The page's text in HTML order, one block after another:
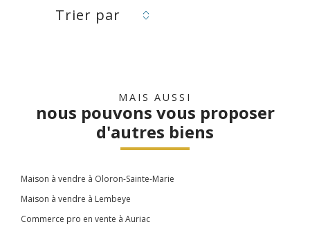
Trier par
MAIS AUSSI
nous pouvons vous proposer
d'autres biens
Maison à vendre à Oloron-Sainte-Marie
Maison à vendre à Lembeye
Commerce pro en vente à Auriac